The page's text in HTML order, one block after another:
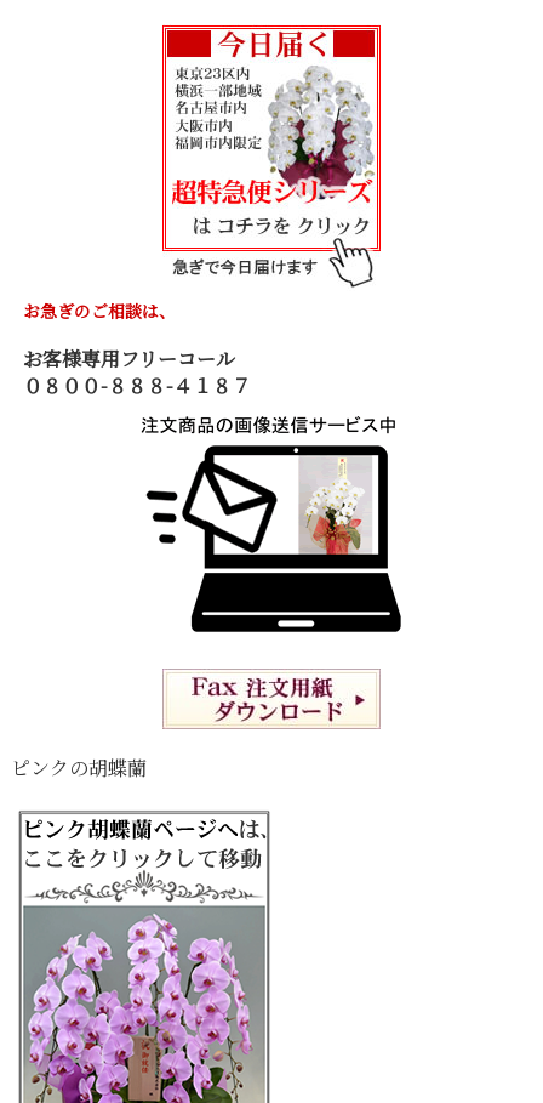
お急ぎのご相談は、
お客様専用フリーコール
０８００-８８８-４１８７
ピンクの胡蝶蘭